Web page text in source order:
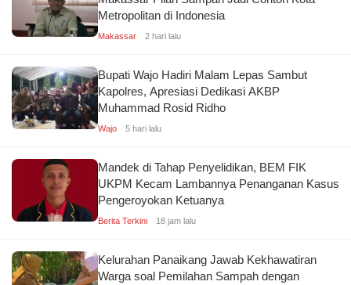
Metropolitan di Indonesia
Makassar 2 hari lalu
Bupati Wajo Hadiri Malam Lepas Sambut
Kapolres, Apresiasi Dedikasi AKBP
Muhammad Rosid Ridho
Wajo 5 hari lalu
Mandek di Tahap Penyelidikan, BEM FIK
UKPM Kecam Lambannya Penanganan Kasus
Pengeroyokan Ketuanya
Berita Terkini 18 jam lalu
Kelurahan Panaikang Jawab Kekhawatiran
Warga soal Pemilahan Sampah dengan